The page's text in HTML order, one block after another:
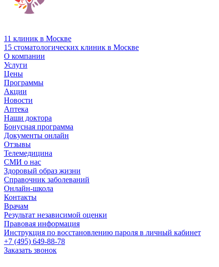
11 клиник в Москве
15 стоматологических клиник в Москве
О компании
Услуги
Цены
Программы
Акции
Новости
Аптека
Наши доктора
Бонусная программа
Документы онлайн
Отзывы
Телемедицина
СМИ о нас
Здоровый образ жизни
Справочник заболеваний
Онлайн-школа
Контакты
Врачам
Результат независимой оценки
Правовая информация
Инструкция по восстановлению пароля в личный кабинет
+7 (495) 649-88-78
Заказать звонок